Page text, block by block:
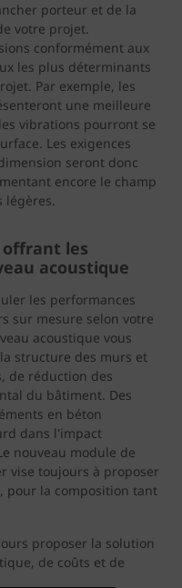
porteur et de la
votre projet.
conformément aux
les plus déterminants
Par exemple, les
une meilleure
vibrations pourront se
Les exigences
seront donc
encore le champ
légères.
offrant les
acoustique
les performances
sur mesure selon votre
acoustique vous
structure des murs et
de réduction des
du bâtiment. Des
en béton
dans l'impact
nouveau module de
vise toujours à proposer
pour la composition tant
proposer la solution
de coûts et de